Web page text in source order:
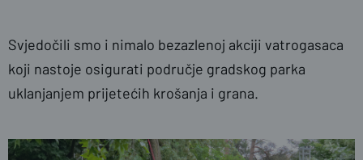
Svjedočili smo i nimalo bezazlenoj akciji vatrogasaca
koji nastoje osigurati područje gradskog parka
uklanjanjem prijetećih krošanja i grana.